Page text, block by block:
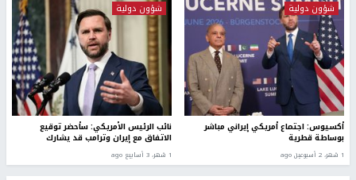
شؤون دولية
أكسيوس: اجتماع أمريكي إيراني مباشر
بوساطة قطرية
1 شهر، 2 أسبوعين ago
شؤون دولية
نائب الرئيس الأمريكي: سأحضر توقيع
الاتفاق مع إيران وترامب قد يشارك
1 شهر، 3 أسابيع ago